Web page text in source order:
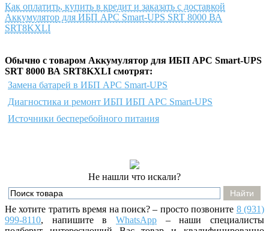
Как оплатить, купить в кредит и заказать с доставкой
Аккумулятор для ИБП APC Smart-UPS SRT 8000 ВА
SRT8KXLI
Обычно с товаром Аккумулятор для ИБП APC Smart-UPS
SRT 8000 ВА SRT8KXLI смотрят:
Замена батарей в ИБП APC Smart-UPS
Диагностика и ремонт ИБП ИБП APC Smart-UPS
Источники бесперебойного питания
Не нашли что искали?
Не хотите тратить время на поиск? – просто позвоните 8 (931)
999-8110, напишитевWhatsApp – наши специалисты